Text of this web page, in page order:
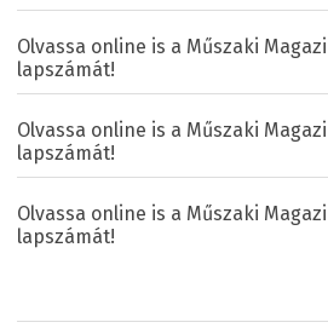
Olvassa online is a Műszaki
lapszámát!
Olvassa online is a Műszaki
lapszámát!
Olvassa online is a Műszaki
lapszámát!